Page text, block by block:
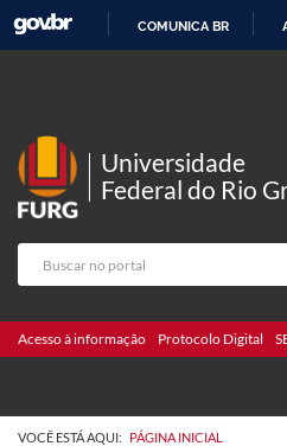
COMUNICA BR
Universidade
Federal do Rio
Acesso à informação Protocolo Digital
VOCÊ ESTÁ AQUI: PÁGINA INICIAL